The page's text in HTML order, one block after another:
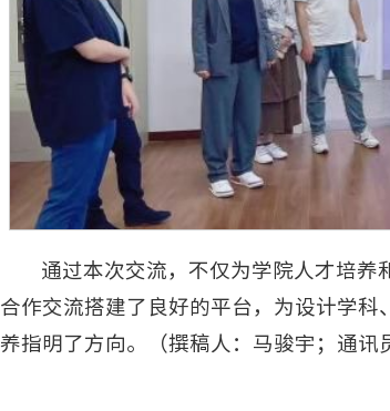
通过本次交流，不仅为学院人才培养
合作交流搭建了良好的平台，为设计学
养指明了方向。（撰稿人：马骏宇；通讯